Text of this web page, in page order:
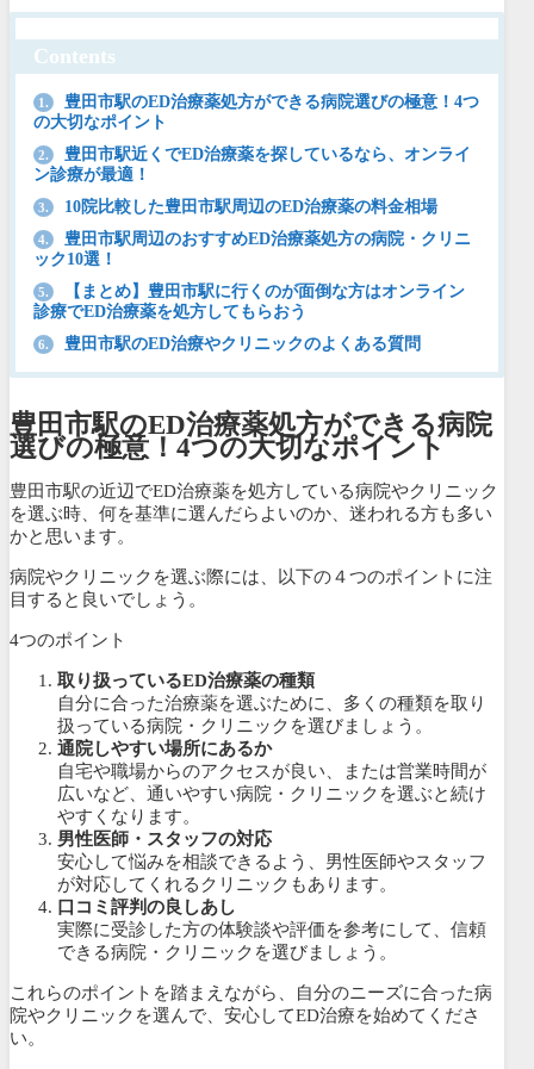
Contents
1.
豊田市駅のED治療薬処方ができる病院選びの極意！4つ
の大切なポイント
2.
豊田市駅近くでED治療薬を探しているなら、オンライ
ン診療が最適！
3. 10院比較した豊田市駅周辺のED治療薬の料金相場
4.
豊田市駅周辺のおすすめED治療薬処方の病院・クリニ
ック10選！
5.
【まとめ】豊田市駅に行くのが面倒な方はオンライン
診療でED治療薬を処方してもらおう
6. 豊田市駅のED治療やクリニックのよくある質問
豊田市駅のED治療薬処方ができる病院
選びの極意！4つの大切なポイント
豊田市駅の近辺でED治療薬を処方している病院やクリニック
を選ぶ時、何を基準に選んだらよいのか、迷われる方も多い
かと思います。
病院やクリニックを選ぶ際には、以下の４つのポイントに注
目すると良いでしょう。
4つのポイント
取り扱っているED治療薬の種類
自分に合った治療薬を選ぶために、多くの種類を取り
扱っている病院・クリニックを選びましょう。
通院しやすい場所にあるか
自宅や職場からのアクセスが良い、または営業時間が
広いなど、通いやすい病院・クリニックを選ぶと続け
やすくなります。
男性医師・スタッフの対応
安心して悩みを相談できるよう、男性医師やスタッフ
が対応してくれるクリニックもあります。
口コミ評判の良しあし
実際に受診した方の体験談や評価を参考にして、信頼
できる病院・クリニックを選びましょう。
これらのポイントを踏まえながら、自分のニーズに合った病
院やクリニックを選んで、安心してED治療を始めてくださ
い。